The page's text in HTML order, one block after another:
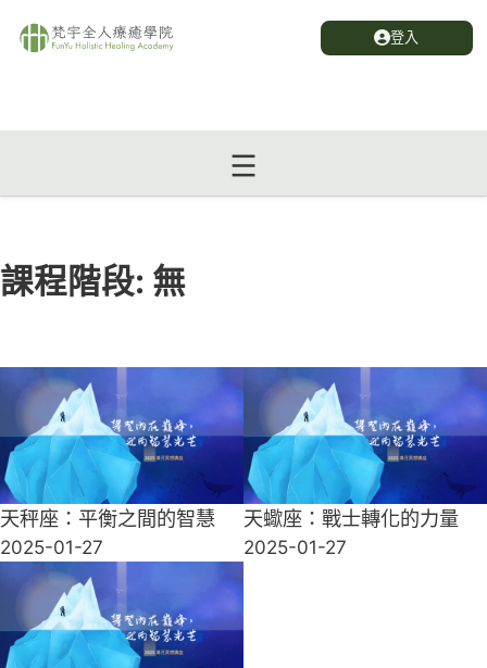
登入
課程階段: 無
天秤座：平衡之間的智慧
2025-01-27
天蠍座：戰士轉化的力量
2025-01-27